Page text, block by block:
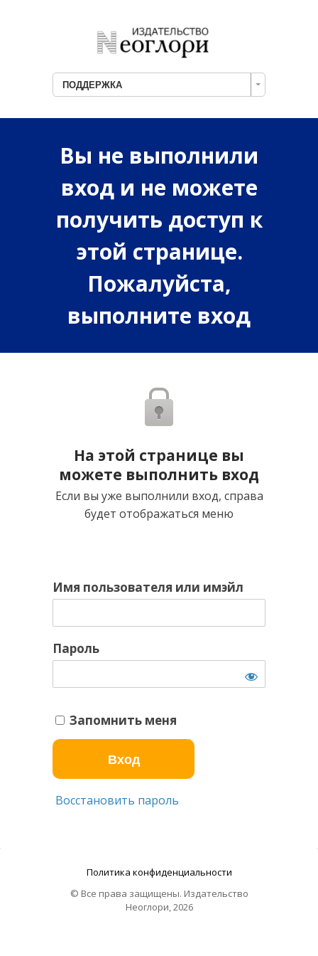
ПОДДЕРЖКА
Вы не выполнили
вход и не можете
получить доступ к
этой странице.
Пожалуйста,
выполните вход
На этой странице вы
можете выполнить вход
Если вы уже выполнили вход, справа
будет отображаться меню
Имя пользователя или имэйл
Пароль
Запомнить меня
Восстановить пароль
Политика конфиденциальности
© Все права защищены. Издательство
Неоглори, 2026